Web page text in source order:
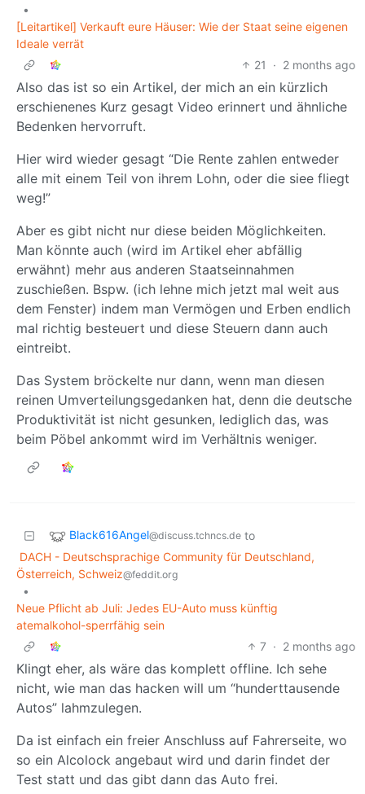
•
[Leitartikel] Verkauft eure Häuser: Wie der Staat seine eigenen
Ideale verrät
21
· 2 months ago
Also das ist so ein Artikel, der mich an ein kürzlich
erschienenes Kurz gesagt Video erinnert und ähnliche
Bedenken hervorruft.
Hier wird wieder gesagt “Die Rente zahlen entweder
alle mit einem Teil von ihrem Lohn, oder die siee fliegt
weg!”
Aber es gibt nicht nur diese beiden Möglichkeiten.
Man könnte auch (wird im Artikel eher abfällig
erwähnt) mehr aus anderen Staatseinnahmen
zuschießen. Bspw. (ich lehne mich jetzt mal weit aus
dem Fenster) indem man Vermögen und Erben endlich
mal richtig besteuert und diese Steuern dann auch
eintreibt.
Das System bröckelte nur dann, wenn man diesen
reinen Umverteilungsgedanken hat, denn die deutsche
Produktivität ist nicht gesunken, lediglich das, was
beim Pöbel ankommt wird im Verhältnis weniger.
Black616Angel@discuss.tchncs.de to
DACH - Deutschsprachige Community für Deutschland,
Österreich, Schweiz@feddit.org
•
Neue Pflicht ab Juli: Jedes EU-Auto muss künftig
atemalkohol-sperrfähig sein
7 · 2 months ago
Klingt eher, als wäre das komplett offline. Ich sehe
nicht, wie man das hacken will um “hunderttausende
Autos” lahmzulegen.
Da ist einfach ein freier Anschluss auf Fahrerseite, wo
so ein Alcolock angebaut wird und darin findet der
Test statt und das gibt dann das Auto frei.